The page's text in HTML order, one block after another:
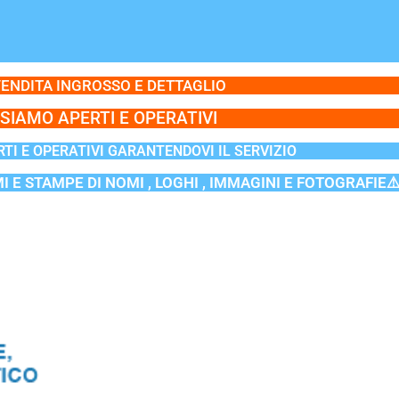
INGROSSO E DETTAGLIO
SIAMO APERTI E OPERATIVI
E OPERATIVI GARANTENDOVI IL SERVIZIO
E STAMPE DI NOMI , LOGHI , IMMAGINI E